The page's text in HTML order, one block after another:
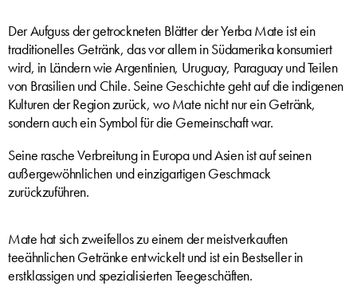
Der Aufguss der getrockneten Blätter der Yerba Mate ist ein
traditionelles Getränk, das vor allem in Südamerika konsumiert
wird, in Ländern wie Argentinien, Uruguay, Paraguay und Teilen
von Brasilien und Chile. Seine Geschichte geht auf die indigenen
Kulturen der Region zurück, wo Mate nicht nur ein Getränk,
sondern auch ein Symbol für die Gemeinschaft war.
Seine rasche Verbreitung in Europa und Asien ist auf seinen
außergewöhnlichen und einzigartigen Geschmack
zurückzuführen.
Mate hat sich zweifellos zu einem der meistverkauften
teeähnlichen Getränke entwickelt und ist ein Bestseller in
erstklassigen und spezialisierten Teegeschäften.